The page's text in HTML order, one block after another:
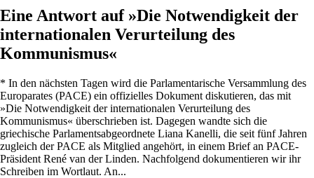
Eine Antwort auf »Die Notwendigkeit der
internationalen Verurteilung des
Kommunismus«
* In den nächsten Tagen wird die Parlamentarische Versammlung des
Europarates (PACE) ein offizielles Dokument diskutieren, das mit
»Die Notwendigkeit der internationalen Verurteilung des
Kommunismus« überschrieben ist. Dagegen wandte sich die
griechische Parlamentsabgeordnete Liana Kanelli, die seit fünf Jahren
zugleich der PACE als Mitglied angehört, in einem Brief an PACE-
Präsident René van der Linden. Nachfolgend dokumentieren wir ihr
Schreiben im Wortlaut. An...